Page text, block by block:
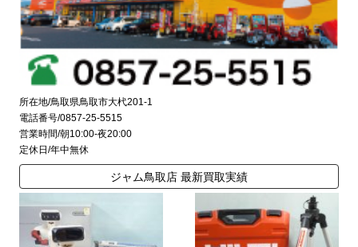
所在地/鳥取県鳥取市大杙201-1
電話番号/0857-25-5515
営業時間/朝10:00-夜20:00
定休日/年中無休
ジャム鳥取店 最新買取実績